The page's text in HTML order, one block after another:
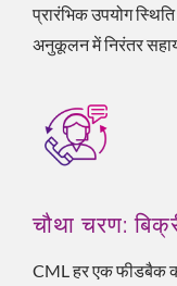
प्रारंभिक उपयोग
अनुकूलन में निरंतर
चौथा चरण:
CML हर एक फीडबैक